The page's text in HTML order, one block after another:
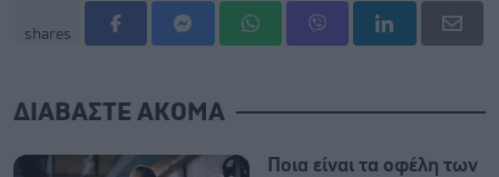
shares
ΔΙΑΒΑΣΤΕ ΑΚΟΜΑ
Ποια είναι τα οφέλη των